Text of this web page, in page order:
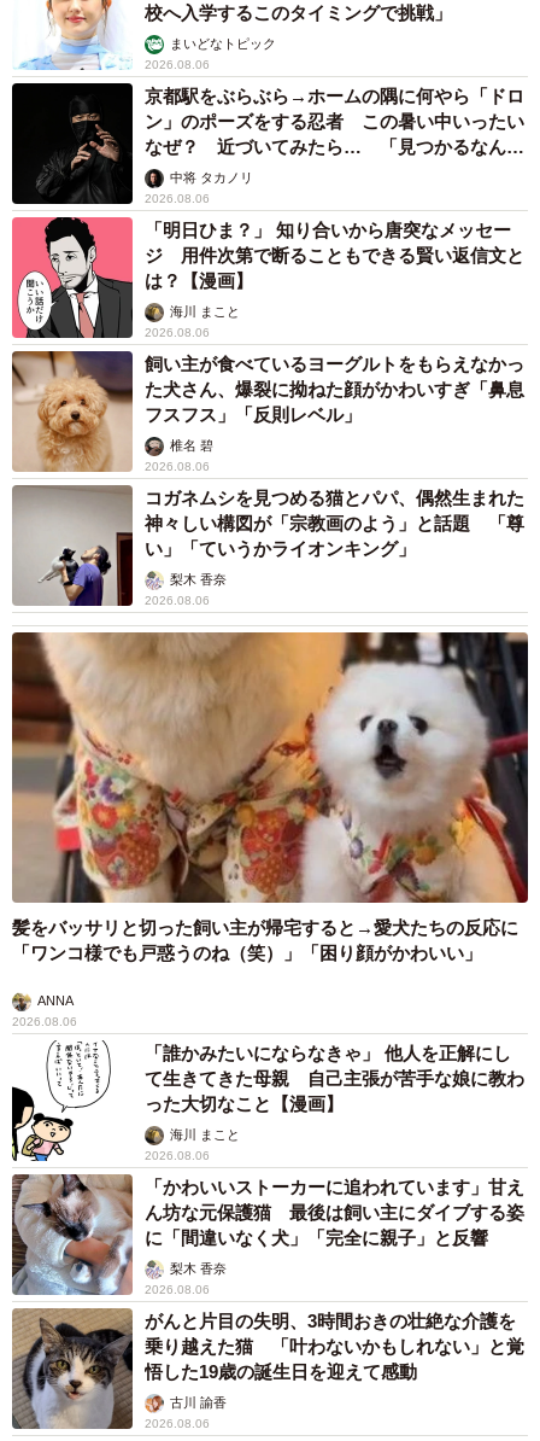
校へ入学するこのタイミングで挑戦」
まいどなトピック
2026.08.06
京都駅をぶらぶら→ホームの隅に何やら「ドロ
ン」のポーズをする忍者 この暑い中いったい
なぜ？ 近づいてみたら… 「見つかるなんて
未熟」中将 タカノリ
2026.08.06
「明日ひま？」 知り合いから唐突なメッセー
ジ 用件次第で断ることもできる賢い返信文と
は？【漫画】
海川 まこと
2026.08.06
飼い主が食べているヨーグルトをもらえなかっ
た犬さん、爆裂に拗ねた顔がかわいすぎ「鼻息
フスフス」「反則レベル」
椎名 碧
2026.08.06
コガネムシを見つめる猫とパパ、偶然生まれた
神々しい構図が「宗教画のよう」と話題 「尊
い」「ていうかライオンキング」
梨木 香奈
2026.08.06
髪をバッサリと切った飼い主が帰宅すると→愛犬たちの反応に
「ワンコ様でも戸惑うのね（笑）」「困り顔がかわいい」
ANNA
2026.08.06
「誰かみたいにならなきゃ」 他人を正解にし
て生きてきた母親 自己主張が苦手な娘に教わ
った大切なこと【漫画】
海川 まこと
2026.08.06
「かわいいストーカーに追われています」甘え
ん坊な元保護猫 最後は飼い主にダイブする姿
に「間違いなく犬」「完全に親子」と反響
梨木 香奈
2026.08.06
がんと片目の失明、3時間おきの壮絶な介護を
乗り越えた猫 「叶わないかもしれない」と覚
悟した19歳の誕生日を迎えて感動
古川 諭香
2026.08.06